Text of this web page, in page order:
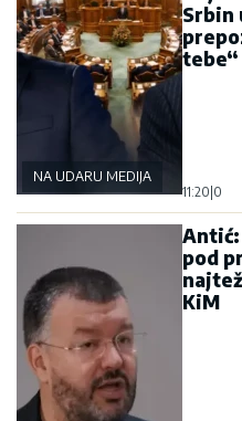
NA UDARU MEDIJA
Srbin
tebe“
11:20 0
pod
KiM